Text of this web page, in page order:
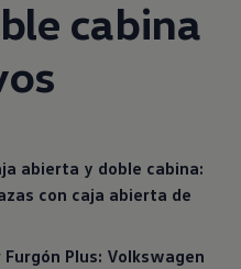
cabina
abierta y doble cabina:
con caja abierta de
Plus: Volkswagen